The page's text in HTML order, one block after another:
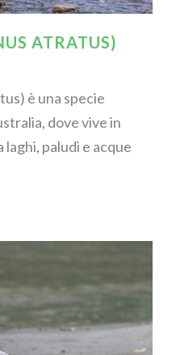
ATRATUS)
è una specie
dove vive in
paludi e acque